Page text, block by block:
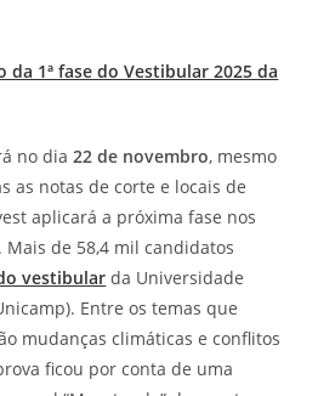
1ª fase do Vestibular 2025 da
no dia22 de novembro, mesmo
as notas de corte e locais de
aplicará a próxima fase nos
Mais de 58,4 mil candidatos
vestibular da Universidade
Entre os temas que
mudanças climáticas e conflitos
ficou por conta de uma